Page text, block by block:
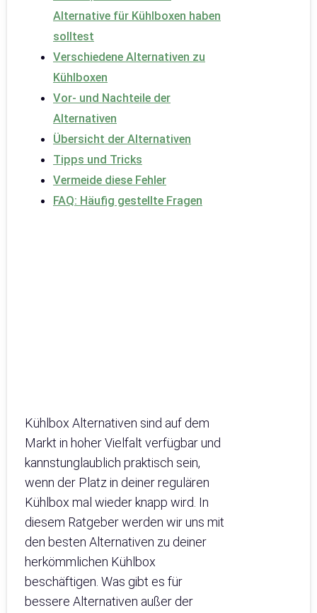
Alternative für Kühlboxen haben
solltest
Verschiedene Alternativen zu
Kühlboxen
Vor- und Nachteile der
Alternativen
Übersicht der Alternativen
Tipps und Tricks
Vermeide diese Fehler
FAQ: Häufig gestellte Fragen
Kühlbox Alternativen sind auf dem
Markt in hoher Vielfalt verfügbar und
kannstunglaublich praktisch sein,
wenn der Platz in deiner regulären
Kühlbox mal wieder knapp wird. In
diesem Ratgeber werden wir uns mit
den besten Alternativen zu deiner
herkömmlichen Kühlbox
beschäftigen. Was gibt es für
bessere Alternativen außer der